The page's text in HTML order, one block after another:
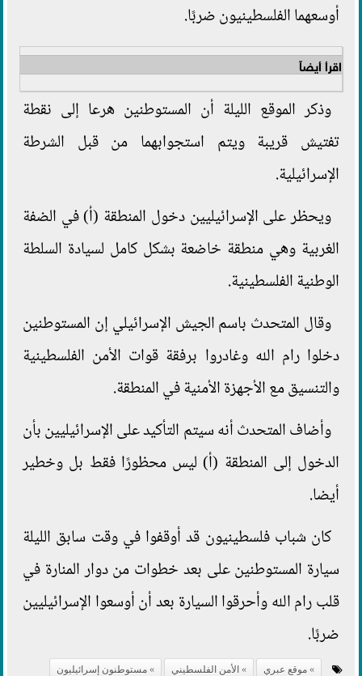
أوسعهما الفلسطينيون ضربًا.
اقرأ أيضاً
وذكر الموقع الليلة أن المستوطنين هرعا إلى نقطة
تفتيش قريبة ويتم استجوابهما من قبل الشرطة
الإسرائيلية.
ويحظر على الإسرائيليين دخول المنطقة (أ) في الضفة
الغربية وهي منطقة خاضعة بشكل كامل لسيادة السلطة
الوطنية الفلسطينية.
وقال المتحدث باسم الجيش الإسرائيلي إن المستوطنين
دخلوا رام الله وغادروا برفقة قوات الأمن الفلسطينية
والتنسيق مع الأجهزة الأمنية في المنطقة.
وأضاف المتحدث أنه سيتم التأكيد على الإسرائيليين بأن
الدخول إلى المنطقة (أ) ليس محظورًا فقط بل وخطير
أيضا.
كان شباب فلسطينيون قد أوقفوا في وقت سابق الليلة
سيارة المستوطنين على بعد خطوات من دوار المنارة في
قلب رام الله وأحرقوا السيارة بعد أن أوسعوا الإسرائيليين
ضربًا.
موقع عبري الأمن الفلسطيني مستوطنون إسرائيليون